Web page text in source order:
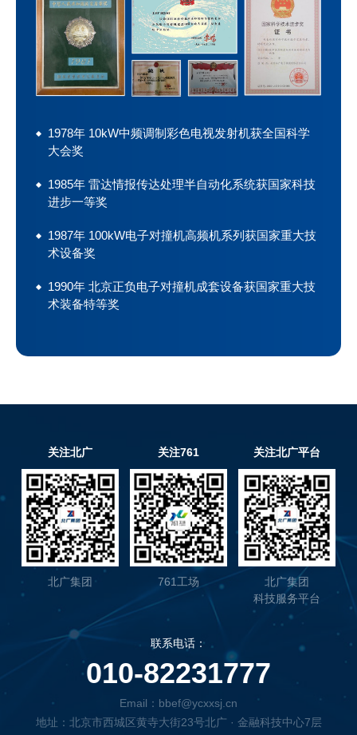
1978年 10kW中频调制彩色电视发射机获全国科学
大会奖
1985年 雷达情报传达处理半自动化系统获国家科技
进步一等奖
1987年 100kW电子对撞机高频机系列获国家重大技
术设备奖
1990年 北京正负电子对撞机成套设备获国家重大技
术装备特等奖
家科技技术进步二等奖
关注北广
北广集团
关注761
761工场
关注北广平台
北广集团
科技服务平台
联系电话：
010-82231777
Email：bbef@ycxxsj.cn
地址：北京市西城区黄寺大街23号北广 · 金融科技中心7层